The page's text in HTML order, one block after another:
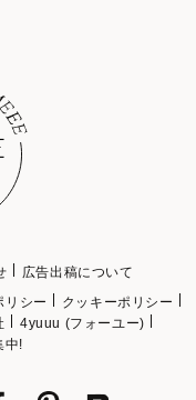
広告出稿について
リシー
クッキーポリシー
4yuuu (フォーユー)
中!